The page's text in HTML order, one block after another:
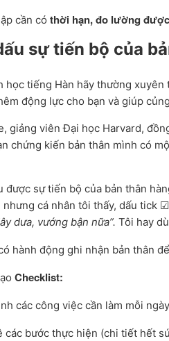
cần có thời hạn, đo lường
sự tiến bộ của
học tiếng Hàn hãy thường
động lực cho bạn và giúp
giảng viên Đại học Harvard,
chứng kiến bản thân mình có
được sự tiến bộ của bản thân
cá nhân tôi thấy, dấu tick
dưa, vướng bận nữa”. Tôi hay
hành động ghi nhận bản thân
Checklist:
các công việc cần làm mỗi ngày
các bước thực hiện (chi tiết hết